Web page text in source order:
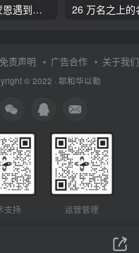
《小小天路客》02 蒙恩遇到传道人 海伦L·泰勒
免责声明 广告合作 关于我们
© 2022 · 耶和华以勒
支持 运营管理